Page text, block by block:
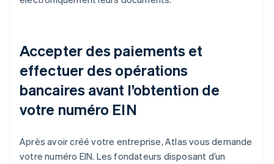
Accepter des paiements et
effectuer des opérations
bancaires avant l’obtention de
votre numéro EIN
Après avoir créé votre entreprise, Atlas vous demande
votre numéro EIN. Les fondateurs disposant d’un